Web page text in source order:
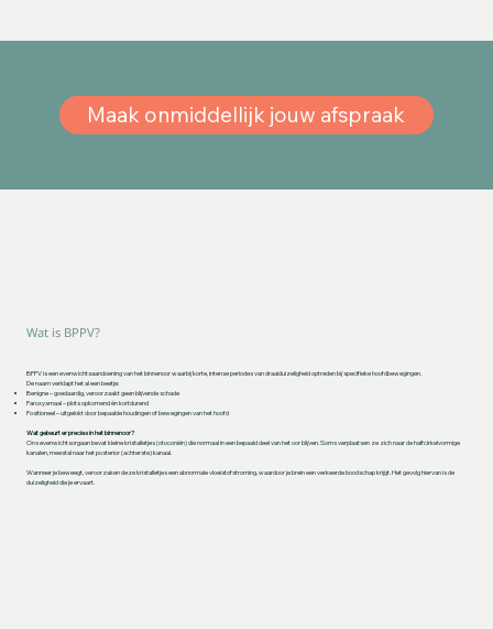
Maak onmiddellijk jouw afspraak
Wat is BPPV?
BPPV is een evenwichtsaandoening van het binnenoor waarbij korte, intense periodes van draaiduizeligheid optreden bij specifieke hoofdbewegingen.
De naam verklapt het al een beetje:
Benigne – goedaardig, veroorzaakt geen blijvende schade
Paroxysmaal – plots opkomend én kortdurend
Positioneel – uitgelokt door bepaalde houdingen of bewegingen van het hoofd
Wat gebeurt er precies in het binnenoor?
Ons evenwichtsorgaan bevat kleine kristalletjes (otoconiën) die normaal in een bepaald deel van het oor blijven. Soms verplaatsen ze zich naar de halfcirkelvormige
kanalen, meestal naar het posterior (achterste) kanaal.
Wanneer je beweegt, veroorzaken deze kristalletjes een abnormale vloeistofstroming, waardoor je brein een verkeerde boodschap krijgt. Het gevolg hiervan is de
duizeligheid die je ervaart.